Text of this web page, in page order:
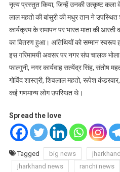
नृत्य प्रस्तुत किया, जिन्हें उनकी उत्कृष्ट कला
लाल महतो की बांसुरी की मधुर तान ने
कार्यक्रम के समापन पर भारत माता की
का वितरण हुआ। अतिथियों को सम्मान स्वरूप
इस गरिमामयी अवसर पर नगर संघ चालक भोला
फाल्गुनी, नगर कार्यवाह सत्येंद्र सिंह, संतोष
गोविंद शास्त्री, शिवलाल महतो, रूपेश
कई गणमान्य लोग उपस्थित थे।
Spread the love
Tagged big news
jharkhand news
ranchi news